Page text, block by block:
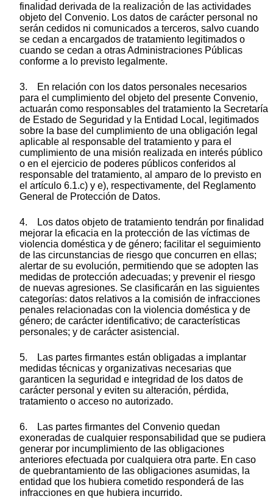
finalidad derivada de la realización de las actividades
objeto del Convenio. Los datos de carácter personal no
serán cedidos ni comunicados a terceros, salvo cuando
se cedan a encargados de tratamiento legitimados o
cuando se cedan a otras Administraciones Públicas
conforme a lo previsto legalmente.
3. En relación con los datos personales necesarios
para el cumplimiento del objeto del presente Convenio,
actuarán como responsables del tratamiento la Secretaría
de Estado de Seguridad y la Entidad Local, legitimados
sobre la base del cumplimiento de una obligación legal
aplicable al responsable del tratamiento y para el
cumplimiento de una misión realizada en interés público
o en el ejercicio de poderes públicos conferidos al
responsable del tratamiento, al amparo de lo previsto en
el artículo 6.1.c) y e), respectivamente, del Reglamento
General de Protección de Datos.
4. Los datos objeto de tratamiento tendrán por finalidad
mejorar la eficacia en la protección de las víctimas de
violencia doméstica y de género; facilitar el seguimiento
de las circunstancias de riesgo que concurren en ellas;
alertar de su evolución, permitiendo que se adopten las
medidas de protección adecuadas; y prevenir el riesgo
de nuevas agresiones. Se clasificarán en las siguientes
categorías: datos relativos a la comisión de infracciones
penales relacionadas con la violencia doméstica y de
género; de carácter identificativo; de características
personales; y de carácter asistencial.
5. Las partes firmantes están obligadas a implantar
medidas técnicas y organizativas necesarias que
garanticen la seguridad e integridad de los datos de
carácter personal y eviten su alteración, pérdida,
tratamiento o acceso no autorizado.
6. Las partes firmantes del Convenio quedan
exoneradas de cualquier responsabilidad que se pudiera
generar por incumplimiento de las obligaciones
anteriores efectuada por cualquiera otra parte. En caso
de quebrantamiento de las obligaciones asumidas, la
entidad que los hubiera cometido responderá de las
infracciones en que hubiera incurrido.